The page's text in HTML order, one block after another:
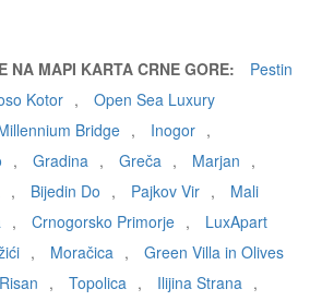
NA MAPI KARTA CRNE GORE:
Pestin
Kotor ,
Open Sea Luxury
Bridge , Inogor ,
, Gradina , Greča , Marjan ,
, Bijedin Do , Pajkov Vir ,
Mali
, Crnogorsko Primorje ,
LuxApart
, Moračica ,
Green Villa in Olives
, Topolica , Ilijina Strana ,